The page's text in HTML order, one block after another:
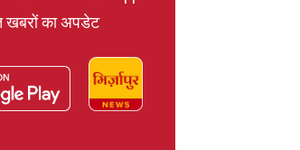
खबरों का अपडेट